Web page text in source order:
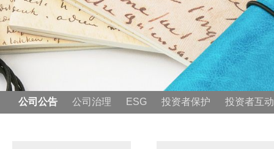
公司公告 公司治理 ESG 投资者保护 投资者互动